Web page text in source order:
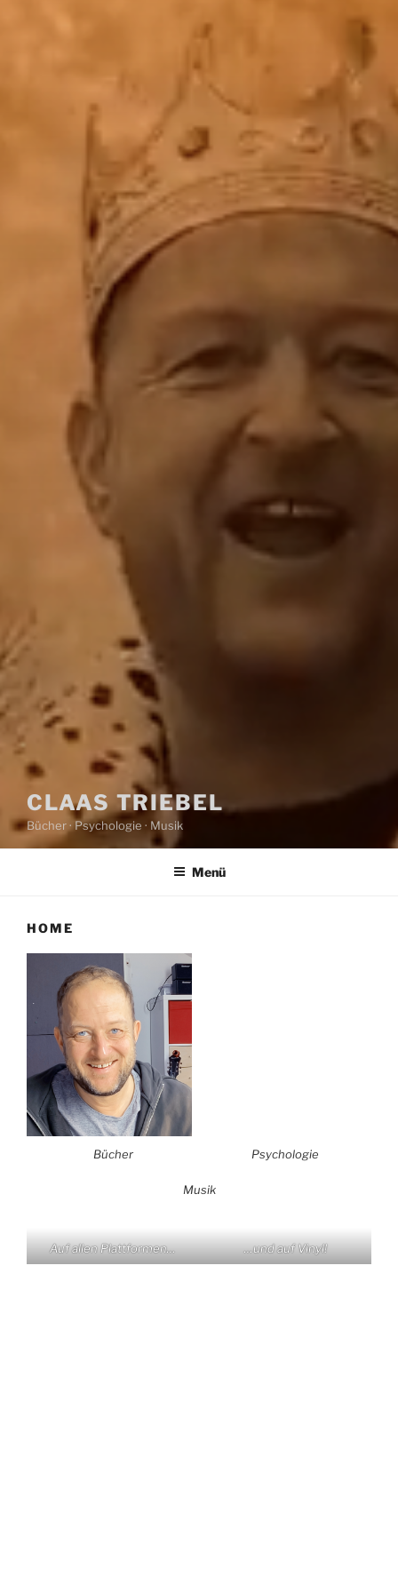
CLAAS TRIEBEL
Bücher · Psychologie · Musik
Menü
HOME
Bücher Psychologie
Musik
Auf allen Plattformen… …und auf Vinyl!